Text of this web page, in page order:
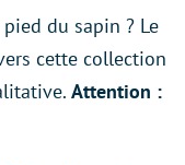
du sapin ? Le
cette collection
Attention :